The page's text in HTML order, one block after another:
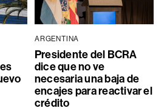
ARGENTINA
Presidente del BCRA
dice que no ve
necesaria una baja de
encajes para reactivar el
crédito